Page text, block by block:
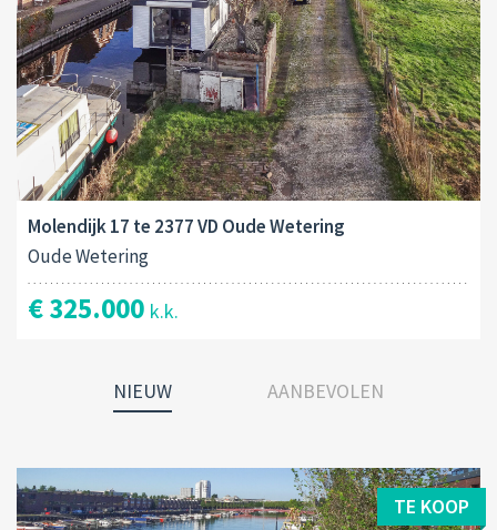
Molendijk 17 te 2377 VD Oude Wetering
Oude Wetering
€ 325.000 k.k.
NIEUW AANBEVOLEN
TE KOOP